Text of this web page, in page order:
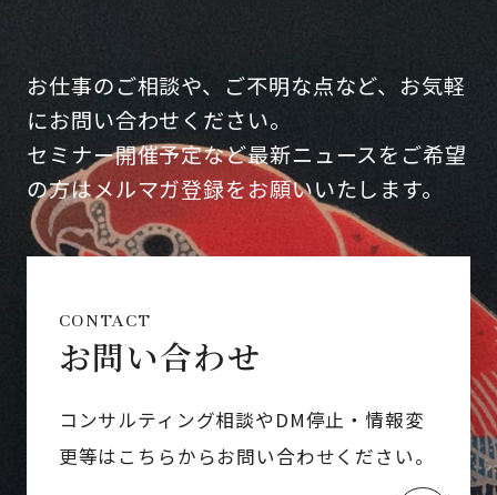
お仕事のご相談や、ご不明な点など、お気軽
にお問い合わせください。
セミナー開催予定など最新ニュースをご希望
の方はメルマガ登録をお願いいたします。
CONTACT
お問い合わせ
コンサルティング相談やDM停止・情報変
更等はこちらからお問い合わせください。